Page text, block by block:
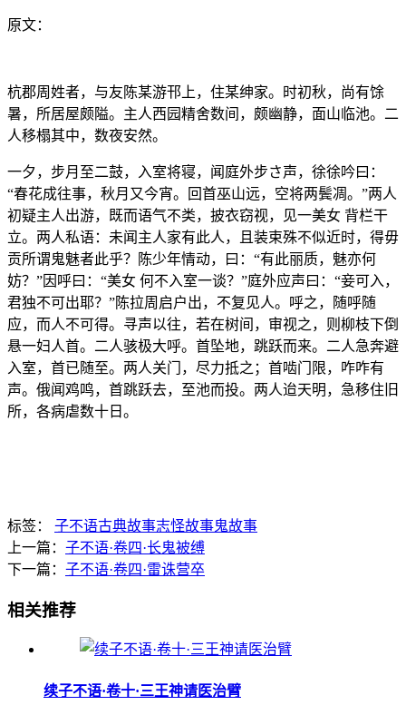
原文：
杭郡周姓者，与友陈某游邗上，住某绅家。时初秋，尚有馀
暑，所居屋颇隘。主人西园精舍数间，颇幽静，面山临池。二
人移榻其中，数夜安然。
一夕，步月至二鼓，入室将寝，闻庭外步さ声，徐徐吟曰：
“春花成往事，秋月又今宵。回首巫山远，空将两鬓凋。”两人
初疑主人出游，既而语气不类，披衣窃视，见一美女 背栏干
立。两人私语：未闻主人家有此人，且装束殊不似近时，得毋
贡所谓鬼魅者此乎？陈少年情动，曰：“有此丽质，魅亦何
妨？”因呼曰：“美女 何不入室一谈？”庭外应声曰：“妾可入，
君独不可出耶？”陈拉周启户出，不复见人。呼之，随呼随
应，而人不可得。寻声以往，若在树间，审视之，则柳枝下倒
悬一妇人首。二人骇极大呼。首坠地，跳跃而来。二人急奔避
入室，首已随至。两人关门，尽力抵之；首啮门限，咋咋有
声。俄闻鸡鸣，首跳跃去，至池而投。两人迨天明，急移住旧
所，各病虐数十日。
标签： 子不语古典故事志怪故事鬼故事
上一篇： 子不语·卷四·长鬼被缚
下一篇： 子不语·卷四·雷诛营卒
相关推荐
续子不语·卷十·三王神请医治臂